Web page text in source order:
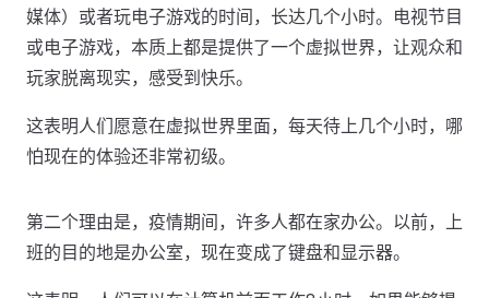
媒体）或者玩电子游戏的时间，长达几个小时。电视节目
或电子游戏，本质上都是提供了一个虚拟世界，让观众和
玩家脱离现实，感受到快乐。
这表明人们愿意在虚拟世界里面，每天待上几个小时，哪
怕现在的体验还非常初级。
第二个理由是，疫情期间，许多人都在家办公。以前，上
班的目的地是办公室，现在变成了键盘和显示器。